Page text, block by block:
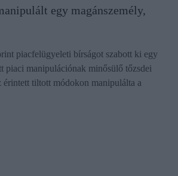
egy magánszemély,
piacfelügyeleti bírságot szabott ki egy
piaci manipulációnak minősülő tőzsdei
érintett tiltott módokon manipulálta a